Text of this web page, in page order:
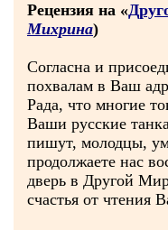
Рецензия на «
Михрина)
Согласна и
похвалам в Ваш
Рада, что многие
Ваши русские
пишут, молодцы,
продолжаете нас
дверь в Другой
счастья от чтения